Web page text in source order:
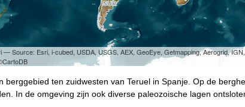
Source: Esri, i-cubed, USDA, USGS, AEX, GeoEye, Getmapping, Aerogrid,
berggebied ten zuidwesten van Teruel in Spanje. Op de
In de omgeving zijn ook diverse paleozoische lagen